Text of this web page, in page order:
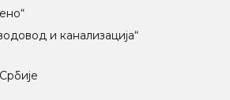
и канализација“